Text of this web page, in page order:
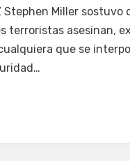
Servín
Stephen Miller sostuvo
terroristas asesinan,
que se